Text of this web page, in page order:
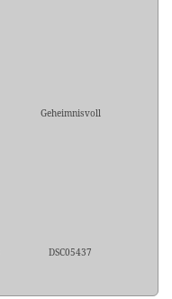
Geheimnisvoll
DSC05437